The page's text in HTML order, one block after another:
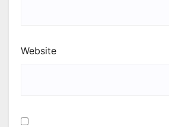
Website